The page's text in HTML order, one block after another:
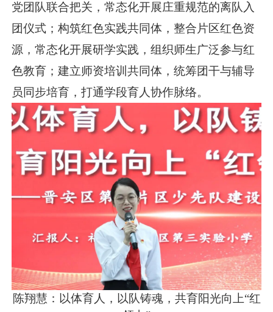
党团队联合把关，常态化开展庄重规范的离队入
团仪式；构筑红色实践共同体，整合片区红色资
源，常态化开展研学实践，组织师生广泛参与红
色教育；建立师资培训共同体，统筹团干与辅导
员同步培育，打通学段育人协作脉络。
陈翔慧：以体育人，以队铸魂，共育阳光向上“红